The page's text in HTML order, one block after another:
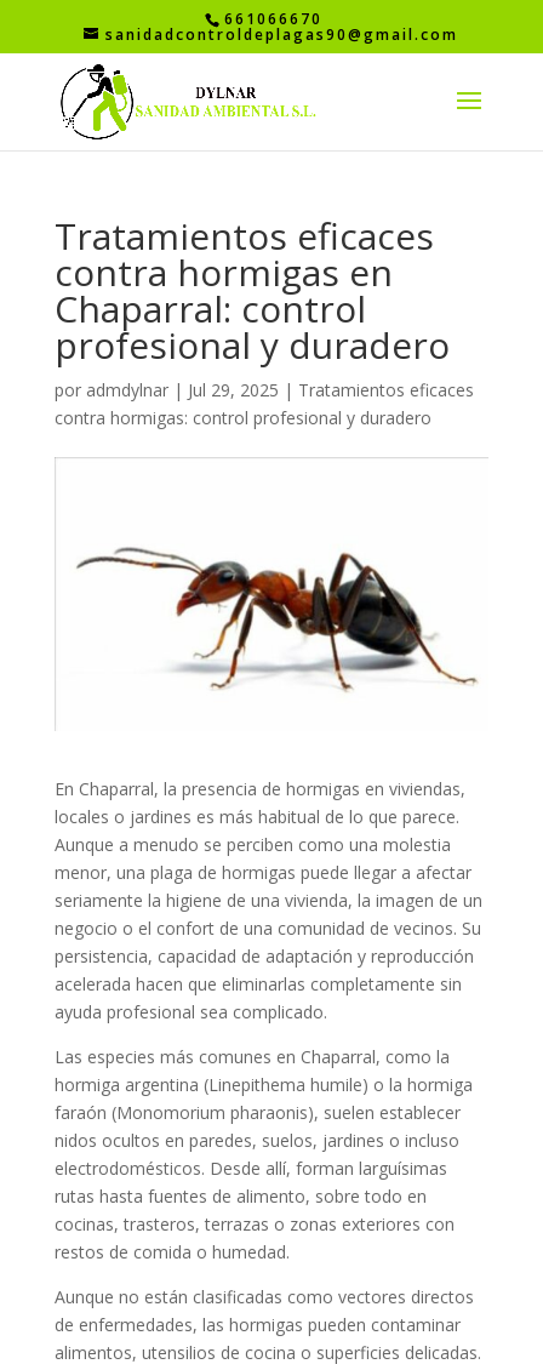
661066670
sanidadcontroldeplagas90@gmail.com
Tratamientos eficaces
contra hormigas en
Chaparral: control
profesional y duradero
por admdylnar| Jul 29, 2025 | Tratamientos eficaces
contra hormigas: control profesional y duradero
En Chaparral, la presencia de hormigas en viviendas,
locales o jardines es más habitual de lo que parece.
Aunque a menudo se perciben como una molestia
menor, una plaga de hormigas puede llegar a afectar
seriamente la higiene de una vivienda, la imagen de un
negocio o el confort de una comunidad de vecinos. Su
persistencia, capacidad de adaptación y reproducción
acelerada hacen que eliminarlas completamente sin
ayuda profesional sea complicado.
Las especies más comunes en Chaparral, como la
hormiga argentina (Linepithema humile) o la hormiga
faraón (Monomorium pharaonis), suelen establecer
nidos ocultos en paredes, suelos, jardines o incluso
electrodomésticos. Desde allí, forman larguísimas
rutas hasta fuentes de alimento, sobre todo en
cocinas, trasteros, terrazas o zonas exteriores con
restos de comida o humedad.
Aunque no están clasificadas como vectores directos
de enfermedades, las hormigas pueden contaminar
alimentos, utensilios de cocina o superficies delicadas.